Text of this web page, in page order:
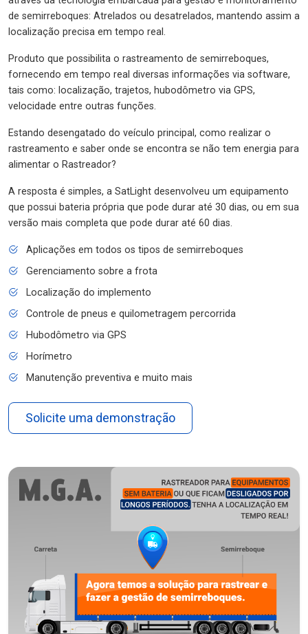
de semirreboques: Atrelados ou desatrelados, mantendo assim a
localização precisa em tempo real.
Produto que possibilita o rastreamento de semirreboques,
fornecendo em tempo real diversas informações via software,
tais como: localização, trajetos, hubodômetro via GPS,
velocidade entre outras funções.
Estando desengatado do veículo principal, como realizar o
rastreamento e saber onde se encontra se não tem energia para
alimentar o Rastreador?
A resposta é simples, a SatLight desenvolveu um equipamento
que possui bateria própria que pode durar até 30 dias, ou em sua
versão mais completa que pode durar até 60 dias.
Aplicações em todos os tipos de semirreboques
Gerenciamento sobre a frota
Localização do implemento
Controle de pneus e quilometragem percorrida
Hubodômetro via GPS
Horímetro
Manutenção preventiva e muito mais
Solicite uma demonstração